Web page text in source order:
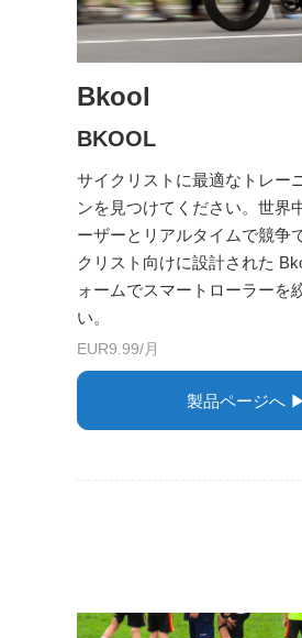
Bkool
BKOOL
サイクリストに最適なトレー
ンを見つけてください。世界
ーザーとリアルタイムで競争
クリスト向けに設計された
ォームでスマートローラーを
い。
EUR9.99/月
製品ページへ ▶︎